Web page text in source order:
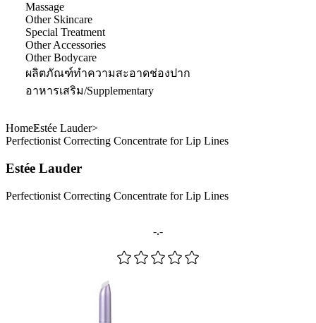
Massage
Other Skincare
Special Treatment
Other Accessories
Other Bodycare
ผลิตภัณฑ์ทำความสะอาดช่องปาก
อาหารเสริม/Supplementary
HomeEstée Lauder
Perfectionist Correcting Concentrate for Lip Lines
Estée Lauder
Perfectionist Correcting Concentrate for Lip Lines
-.-